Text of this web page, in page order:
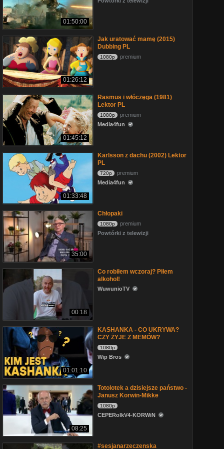
01:50:00
01:26:12
Jak uratować mamę (2015)
Dubbing PL
1080p premium
01:45:12
Rasmus i włóczęga (1981)
Lektor PL
1080p
premium
Media4fun
01:33:48
Karlsson z dachu (2002) Lektor
PL
720p
premium
Media4fun
35:00
Chłopaki
1080p
premium
Powtórki z telewizji
00:18
Co robiłem wczoraj? Piłem
alkohol!
WuwunioTV
01:01:10
KASHANKA - CO UKRYWA?
CZY ŻYJE Z MEMÓW?
1080p
Wip Bros
08:25
Totolotek a dzisiejsze państwo -
Janusz Korwin-Mikke
1080p
CEPERolkV4-KORWiN
#sesjanarzeczenska